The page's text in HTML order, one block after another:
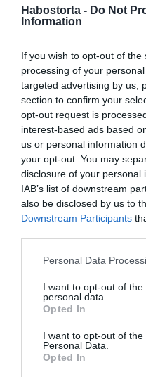
Habostorta - Do Not
Information
If you wish to opt-out of
processing of your
targeted advertising by us,
section to confirm your
opt-out request is
interest-based ads based
us or personal information
your opt-out. You may
disclosure of your personal
IAB’s list of downstream
also be disclosed by us to
Downstream Participants
Please note that this
not limited to your visit or
grant or deny consent to
use your data for below
consent section.
Personal Data
I want to opt-out of
personal data.
Opted In
I want to opt-out of the
Personal Data.
Opted In
keményebb állagot
Címkék: recept ,fagyi ,
Korábbi bejegyzések
HASONLÓ